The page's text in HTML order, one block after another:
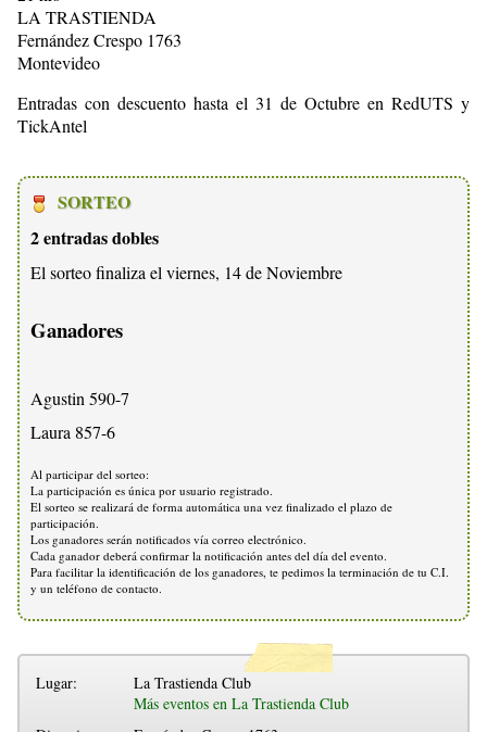
LA TRASTIENDA
Fernández Crespo 1763
Montevideo
Entradas con descuento hasta el 31 de Octubre en RedUTS y
TickAntel
SORTEO
2 entradas dobles
El sorteo finaliza el viernes, 14 de Noviembre
Ganadores
Agustin 590-7
Laura 857-6
Al participar del sorteo:
La participación es única por usuario registrado.
El sorteo se realizará de forma automática una vez finalizado el plazo de
participación.
Los ganadores serán notificados vía correo electrónico.
Cada ganador deberá confirmar la notificación antes del día del evento.
Para facilitar la identificación de los ganadores, te pedimos la terminación de tu C.I.
y un teléfono de contacto.
Lugar:
La Trastienda Club
Más eventos en La Trastienda Club